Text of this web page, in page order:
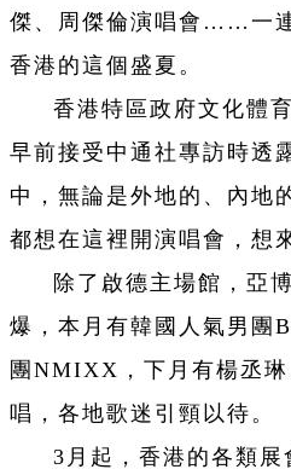
傑、周傑倫演唱會……一
香港的這個盛夏。
香港特區政府文化體
早前接受中通社專訪時透
中，無論是外地的、內地
都想在這裡開演唱會，想
除了啟德主場館，亞
爆，本月有韓國人氣男團
團NMIXX，下月有楊丞
唱，各地歌迷引頸以待。
3月起，香港的各類